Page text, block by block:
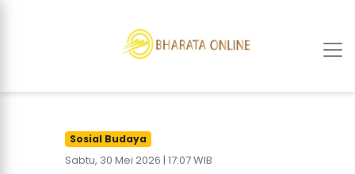
Sosial Budaya
Sabtu, 30 Mei 2026 | 17:07 WIB